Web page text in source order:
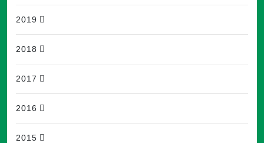
2019
2018
2017
2016
2015